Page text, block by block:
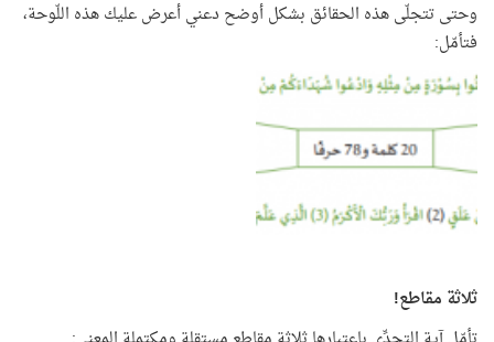
وحتى تتجلّى هذه الحقائق بشكل أوضح دعني أعرض عليك هذه اللّوحة،
فتأمّل:
ثلاثة مقاطع!